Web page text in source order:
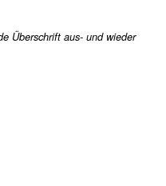
Überschrift aus- und wieder